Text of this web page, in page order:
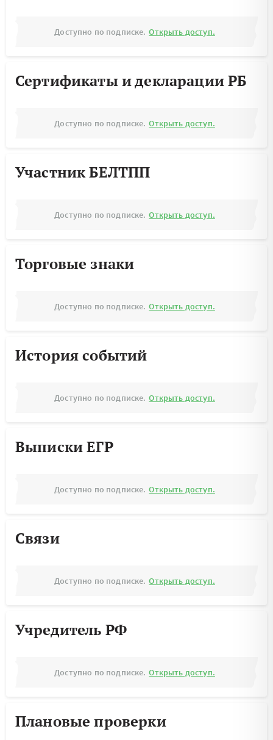
Доступно по подписке. Открыть доступ.
Сертификаты и декларации РБ
Доступно по подписке. Открыть доступ.
Участник БЕЛТПП
Доступно по подписке. Открыть доступ.
Торговые знаки
Доступно по подписке. Открыть доступ.
История событий
Доступно по подписке. Открыть доступ.
Выписки ЕГР
Доступно по подписке. Открыть доступ.
Связи
Доступно по подписке. Открыть доступ.
Учредитель РФ
Доступно по подписке. Открыть доступ.
Плановые проверки